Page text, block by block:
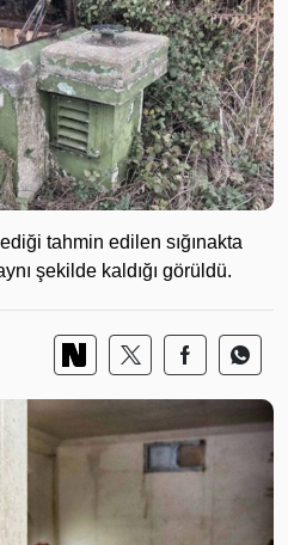
tahmin edilen sığınakta
şekilde kaldığı görüldü.